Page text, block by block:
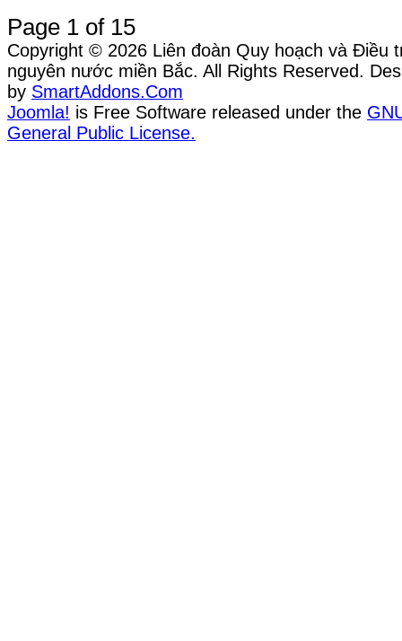
Page 1 of 15
Copyright © 2026 Liên đoàn Quy hoạch và Điều
nguyên nước miền Bắc. All Rights Reserved.
by SmartAddons.Com
Joomla! is Free Software released under the
General Public License.